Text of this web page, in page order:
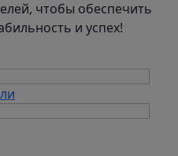
чтобы обеспечить
и успех!